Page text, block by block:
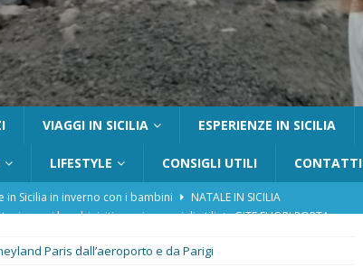
VIAGGI IN SICILIA ESPERIENZE IN SICILIA
LIFESTYLE CONSIGLI UTILI CONTATTI
con i bambini: itinerari e consigli utili
GITE FUORI PORTA
FUORI PORTAParis dall’aeroporto e da Parigi